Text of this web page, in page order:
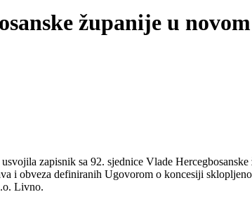
županije u
usvojila zapisnik sa 92. sjednice Vlade
i obveza definiranih Ugovorom o koncesiji
Livno.